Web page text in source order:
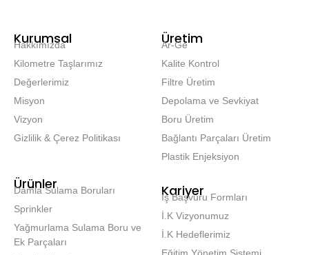
Kurumsal
Hakkımızda
Kilometre Taşlarımız
Değerlerimiz
Misyon
Vizyon
Gizlilik & Çerez Politikası
Üretim
Ar-Ge
Kalite Kontrol
Filtre Üretim
Depolama ve Sevkiyat
Boru Üretim
Bağlantı Parçaları Üretim
Plastik Enjeksiyon
Ürünler
Damla Sulama Boruları
Sprinkler
Yağmurlama Sulama Boru ve
Ek Parçaları
Kariyer
İş Başvuru Formları
İ.K Vizyonumuz
İ.K Hedeflerimiz